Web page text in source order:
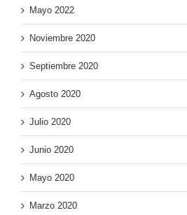
Mayo 2022
Noviembre 2020
Septiembre 2020
Agosto 2020
Julio 2020
Junio 2020
Mayo 2020
Marzo 2020